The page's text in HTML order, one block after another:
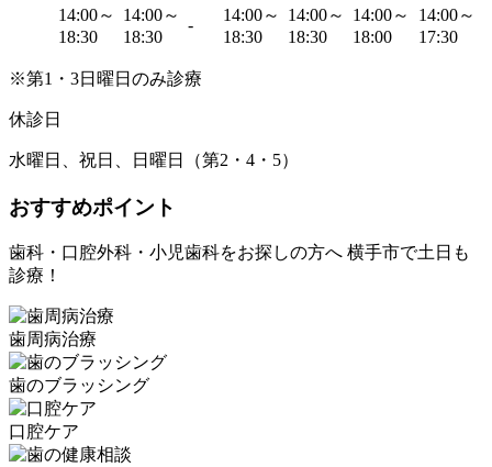
14:00～
18:30
14:00～
18:30
-
14:00～
18:30
14:00～
18:30
14:00～
18:00
14:00～
17:30
※第1・3日曜日のみ診療
休診日
水曜日、祝日、日曜日（第2・4・5）
おすすめポイント
歯科・口腔外科・小児歯科をお探しの方へ 横手市で土日も
診療！
歯周病治療
歯のブラッシング
口腔ケア